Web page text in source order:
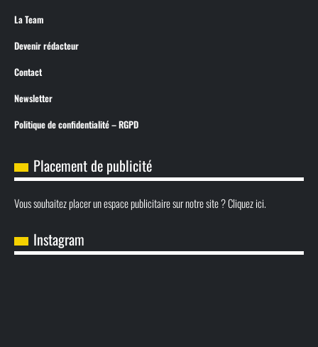
La Team
Devenir rédacteur
Contact
Newsletter
Politique de confidentialité – RGPD
Placement de publicité
Vous souhaitez placer un espace publicitaire sur notre site ? Cliquez ici.
Instagram